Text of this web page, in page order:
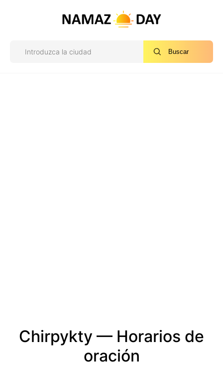
Buscar
Chirpykty — Horarios de
oración